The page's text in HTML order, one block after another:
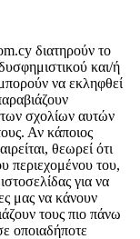
διατηρούν το
και/ή
να εκληφθεί
σχολίων αυτών
Αν κάποιος
θεωρεί ότι
περιεχομένου του,
για να
μας να κάνουν
τους πιο πάνω
οποιαδήποτε